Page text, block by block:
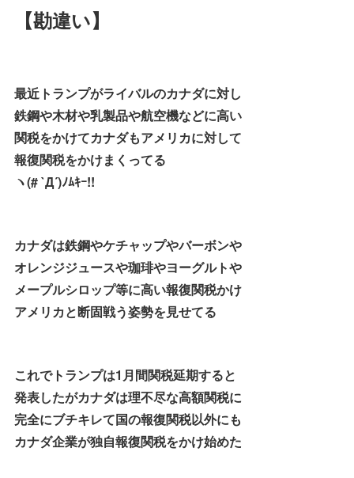
【勘違い】
最近トランプがライバルのカナダに対し
鉄鋼や木材や乳製品や航空機などに高い
関税をかけてカナダもアメリカに対して
報復関税をかけまくってる
ヽ(# `Д´)ﾉﾑｷｰ!!
カナダは鉄鋼やケチャップやバーボンや
オレンジジュースや珈琲やヨーグルトや
メープルシロップ等に高い報復関税かけ
アメリカと断固戦う姿勢を見せてる
これでトランプは1月間関税延期すると
発表したがカナダは理不尽な高額関税に
完全にブチキレて国の報復関税以外にも
カナダ企業が独自報復関税をかけ始めた